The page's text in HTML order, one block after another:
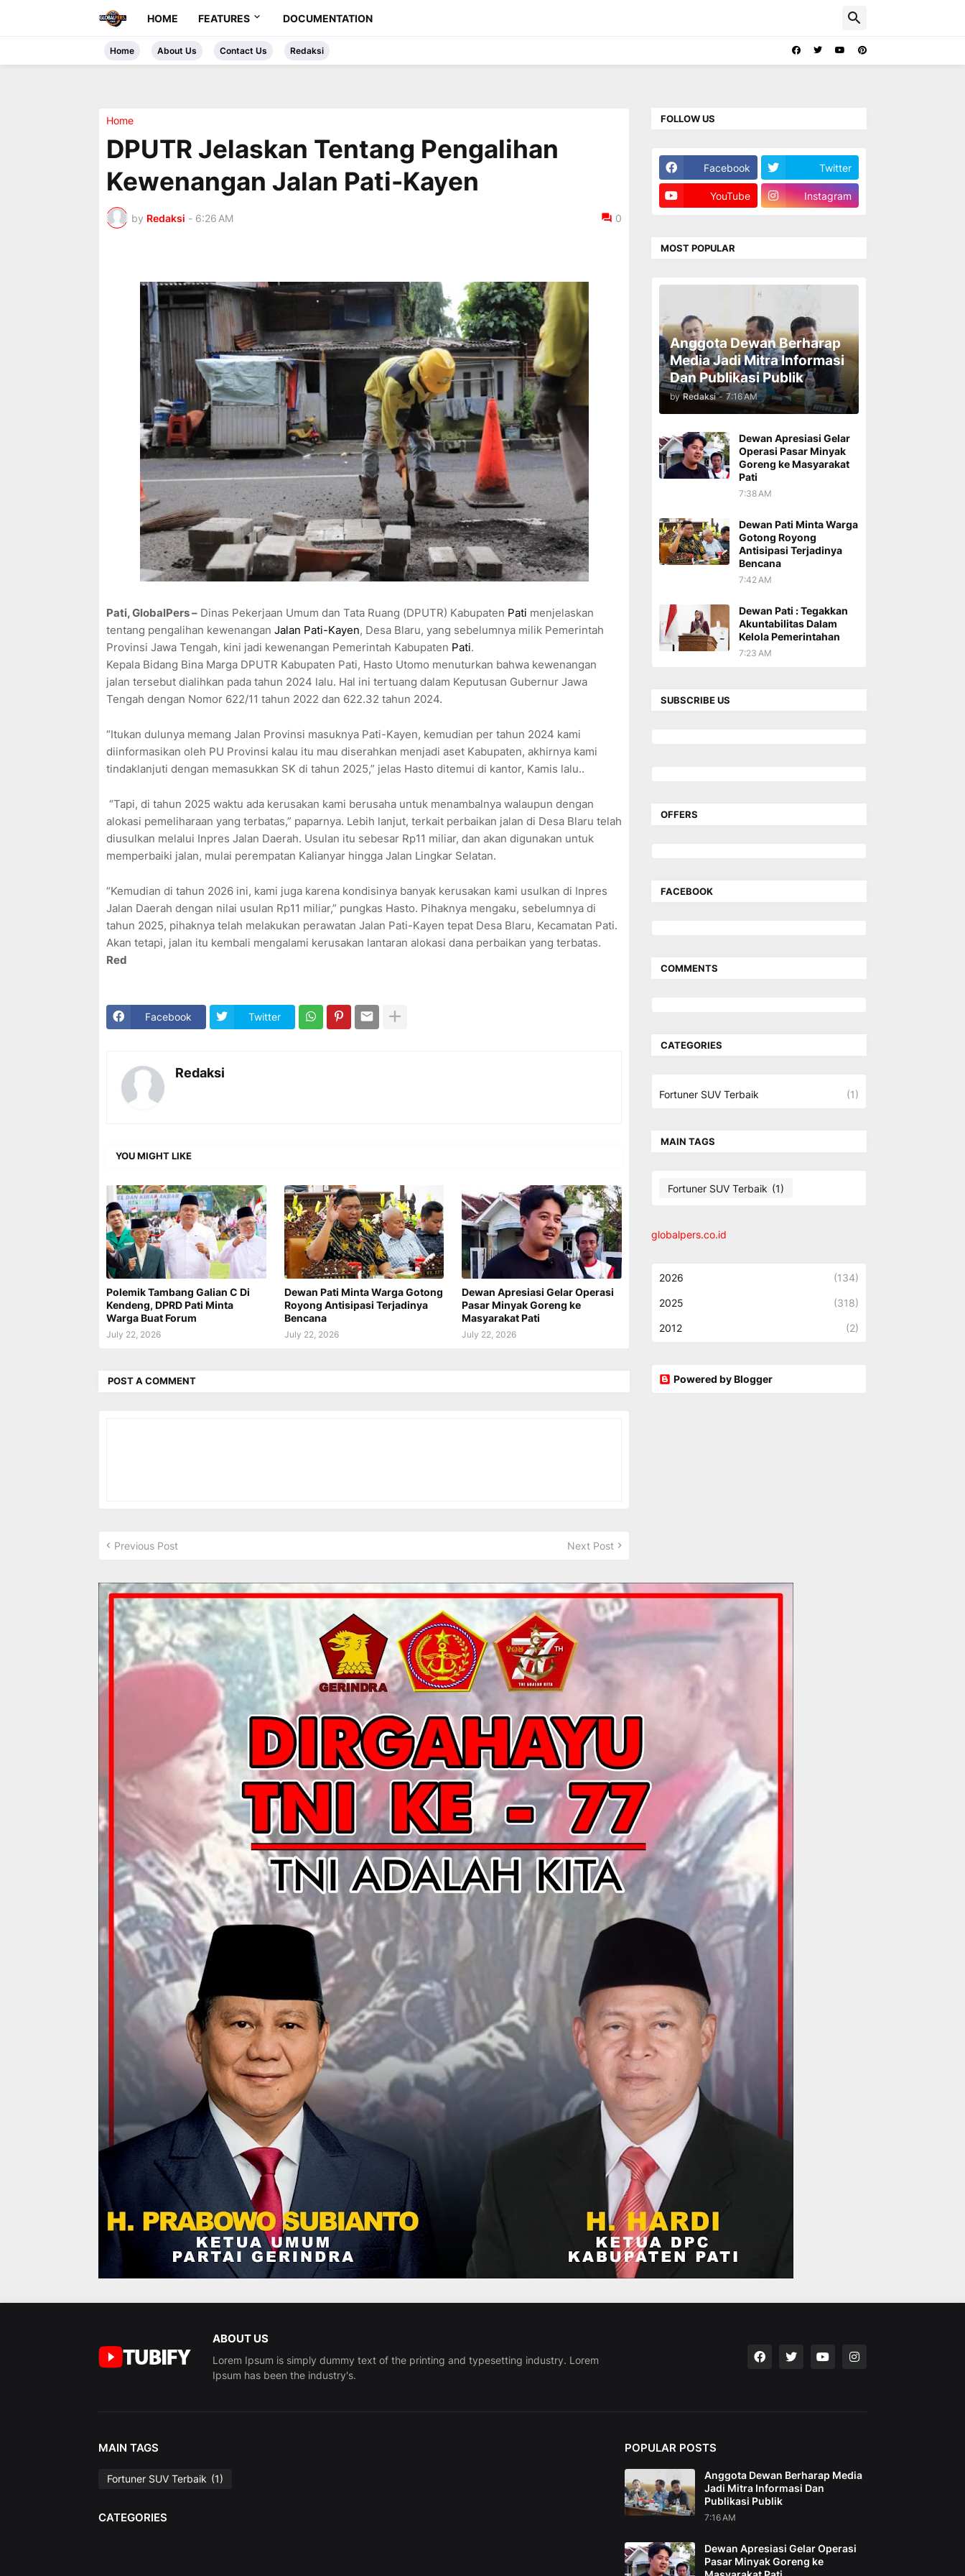
HOME FEATURES DOCUMENTATION
Home About Us Contact Us Redaksi
Home
DPUTR Jelaskan Tentang Pengalihan
Kewenangan Jalan Pati-Kayen
by Redaksi - 6:26 AM 0
Pati, GlobalPers – Dinas Pekerjaan Umum dan Tata Ruang (DPUTR) Kabupaten Pati menjelaskan
tentang pengalihan kewenangan Jalan Pati-Kayen, Desa Blaru, yang sebelumnya milik Pemerintah
Provinsi Jawa Tengah, kini jadi kewenangan Pemerintah Kabupaten Pati.
Kepala Bidang Bina Marga DPUTR Kabupaten Pati, Hasto Utomo menuturkan bahwa kewenangan
jalan tersebut dialihkan pada tahun 2024 lalu. Hal ini tertuang dalam Keputusan Gubernur Jawa
Tengah dengan Nomor 622/11 tahun 2022 dan 622.32 tahun 2024.
“Itukan dulunya memang Jalan Provinsi masuknya Pati-Kayen, kemudian per tahun 2024 kami
diinformasikan oleh PU Provinsi kalau itu mau diserahkan menjadi aset Kabupaten, akhirnya kami
tindaklanjuti dengan memasukkan SK di tahun 2025,” jelas Hasto ditemui di kantor, Kamis lalu..
“Tapi, di tahun 2025 waktu ada kerusakan kami berusaha untuk menambalnya walaupun dengan
alokasi pemeliharaan yang terbatas,” paparnya. Lebih lanjut, terkait perbaikan jalan di Desa Blaru telah
diusulkan melalui Inpres Jalan Daerah. Usulan itu sebesar Rp11 miliar, dan akan digunakan untuk
memperbaiki jalan, mulai perempatan Kalianyar hingga Jalan Lingkar Selatan.
“Kemudian di tahun 2026 ini, kami juga karena kondisinya banyak kerusakan kami usulkan di Inpres
Jalan Daerah dengan nilai usulan Rp11 miliar,” pungkas Hasto. Pihaknya mengaku, sebelumnya di
tahun 2025, pihaknya telah melakukan perawatan Jalan Pati-Kayen tepat Desa Blaru, Kecamatan Pati.
Akan tetapi, jalan itu kembali mengalami kerusakan lantaran alokasi dana perbaikan yang terbatas.
Red
Facebook Twitter
Redaksi
YOU MIGHT LIKE
Polemik Tambang Galian C Di
Kendeng, DPRD Pati Minta
Warga Buat Forum
July 22, 2026
Dewan Pati Minta Warga Gotong
Royong Antisipasi Terjadinya
Bencana
July 22, 2026
Dewan Apresiasi Gelar Operasi
Pasar Minyak Goreng ke
Masyarakat Pati
July 22, 2026
POST A COMMENT
Previous Post Next Post
FOLLOW US
Facebook Twitter
YouTube Instagram
MOST POPULAR
Anggota Dewan Berharap
Media Jadi Mitra Informasi
Dan Publikasi Publik
by Redaksi - 7:16 AM
Dewan Apresiasi Gelar
Operasi Pasar Minyak
Goreng ke Masyarakat
Pati
7:38 AM
Dewan Pati Minta Warga
Gotong Royong
Antisipasi Terjadinya
Bencana
7:42 AM
Dewan Pati : Tegakkan
Akuntabilitas Dalam
Kelola Pemerintahan
7:23 AM
SUBSCRIBE US
OFFERS
FACEBOOK
COMMENTS
CATEGORIES
Fortuner SUV Terbaik (1)
MAIN TAGS
Fortuner SUV Terbaik (1)
globalpers.co.id
2026 (134)
2025 (318)
2012 (2)
Powered by Blogger
ABOUT US
Lorem Ipsum is simply dummy text of the printing and typesetting industry. Lorem
Ipsum has been the industry's.
MAIN TAGS
Fortuner SUV Terbaik (1)
CATEGORIES
POPULAR POSTS
Anggota Dewan Berharap Media
Jadi Mitra Informasi Dan
Publikasi Publik
7:16 AM
Dewan Apresiasi Gelar Operasi
Pasar Minyak Goreng ke